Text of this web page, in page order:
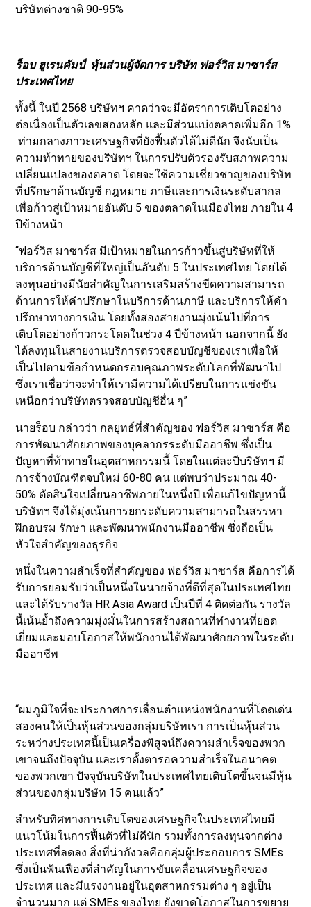
บริษัทต่างชาติ 90-95%
ร็อบ ฮูเรนคัมป์ หุ้นส่วนผู้จัดการ บริษัท ฟอร์วิส มาซาร์ส
ประเทศไทย
ทั้งนี้ ในปี 2568 บริษัทฯ คาดว่าจะมีอัตราการเติบโตอย่าง
ต่อเนื่องเป็นตัวเลขสองหลัก และมีส่วนแบ่งตลาดเพิ่มอีก 1%
ท่ามกลางภาวะเศรษฐกิจที่ยังฟื้นตัวได้ไม่ดีนัก จึงนับเป็น
ความท้าทายของบริษัทฯ ในการปรับตัวรองรับสภาพความ
เปลี่ยนแปลงของตลาด โดยจะใช้ความเชี่ยวชาญของบริษัท
ที่ปรึกษาด้านบัญชี กฎหมาย ภาษีและการเงินระดับสากล
เพื่อก้าวสู่เป้าหมายอันดับ 5 ของตลาดในเมืองไทย ภายใน 4
ปีข้างหน้า
“ฟอร์วิส มาซาร์ส มีเป้าหมายในการก้าวขึ้นสู่บริษัทที่ให้
บริการด้านบัญชีที่ใหญ่เป็นอันดับ 5 ในประเทศไทย โดยได้
ลงทุนอย่างมีนัยสำคัญในการเสริมสร้างขีดความสามารถ
ด้านการให้คำปรึกษาในบริการด้านภาษี และบริการให้คำ
ปรึกษาทางการเงิน โดยทั้งสองสายงานมุ่งเน้นไปที่การ
เติบโตอย่างก้าวกระโดดในช่วง 4 ปีข้างหน้า นอกจากนี้ ยัง
ได้ลงทุนในสายงานบริการตรวจสอบบัญชีของเราเพื่อให้
เป็นไปตามข้อกำหนดกรอบคุณภาพระดับโลกที่พัฒนาไป
ซึ่งเราเชื่อว่าจะทำให้เรามีความได้เปรียบในการแข่งขัน
เหนือกว่าบริษัทตรวจสอบบัญชีอื่น ๆ”
นายร็อบ กล่าวว่า กลยุทธ์ที่สำคัญของ ฟอร์วิส มาซาร์ส คือ
การพัฒนาศักยภาพของบุคลากรระดับมืออาชีพ ซึ่งเป็น
ปัญหาที่ท้าทายในอุตสาหกรรมนี้ โดยในแต่ละปีบริษัทฯ มี
การจ้างบัณฑิตจบใหม่ 60-80 คน แต่พบว่าประมาณ 40-
50% ตัดสินใจเปลี่ยนอาชีพภายในหนึ่งปี เพื่อแก้ไขปัญหานี้
บริษัทฯ จึงได้มุ่งเน้นการยกระดับความสามารถในสรรหา
ฝึกอบรม รักษา และพัฒนาพนักงานมืออาชีพ ซึ่งถือเป็น
หัวใจสำคัญของธุรกิจ
หนึ่งในความสำเร็จที่สำคัญของ ฟอร์วิส มาซาร์ส คือการได้
รับการยอมรับว่าเป็นหนึ่งในนายจ้างที่ดีที่สุดในประเทศไทย
และได้รับรางวัล HR Asia Award เป็นปีที่ 4 ติดต่อกัน รางวัล
นี้เน้นย้ำถึงความมุ่งมั่นในการสร้างสถานที่ทำงานที่ยอด
เยี่ยมและมอบโอกาสให้พนักงานได้พัฒนาศักยภาพในระดับ
มืออาชีพ
“ผมภูมิใจที่จะประกาศการเลื่อนตำแหน่งพนักงานที่โดดเด่น
สองคนให้เป็นหุ้นส่วนของกลุ่มบริษัทเรา การเป็นหุ้นส่วน
ระหว่างประเทศนี้เป็นเครื่องพิสูจน์ถึงความสำเร็จของพวก
เขาจนถึงปัจจุบัน และเราตั้งตารอความสำเร็จในอนาคต
ของพวกเขา ปัจจุบันบริษัทในประเทศไทยเติบโตขึ้นจนมีหุ้น
ส่วนของกลุ่มบริษัท 15 คนแล้ว”
สำหรับทิศทางการเติบโตของเศรษฐกิจในประเทศไทยมี
แนวโน้มในการฟื้นตัวที่ไม่ดีนัก รวมทั้งการลงทุนจากต่าง
ประเทศที่ลดลง สิ่งที่น่ากังวลคือกลุ่มผู้ประกอบการ SMEs
ซึ่งเป็นฟันเฟืองที่สำคัญในการขับเคลื่อนเศรษฐกิจของ
ประเทศ และมีแรงงานอยู่ในอุตสาหกรรมต่าง ๆ อยู่เป็น
จำนวนมาก แต่ SMEs ของไทย ยังขาดโอกาสในการขยาย